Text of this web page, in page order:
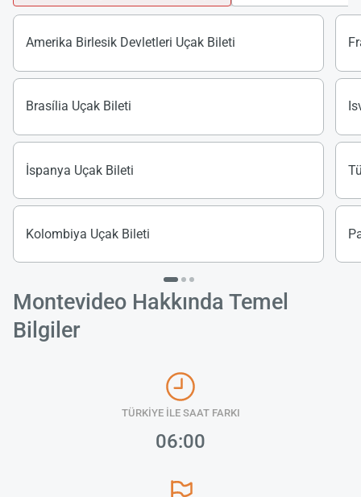
Amerika Birlesik Devletleri Uçak Bileti
Brasília Uçak Bileti
İspanya Uçak Bileti
Kolombiya Uçak Bileti
Montevideo Hakkında Temel
Bilgiler
TÜRKİYE İLE SAAT FARKI
06:00